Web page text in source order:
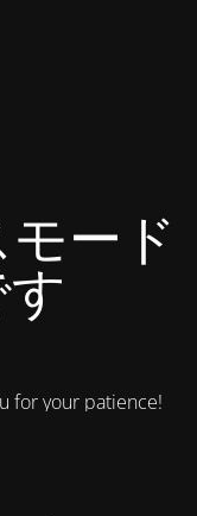
ード
for your patience!